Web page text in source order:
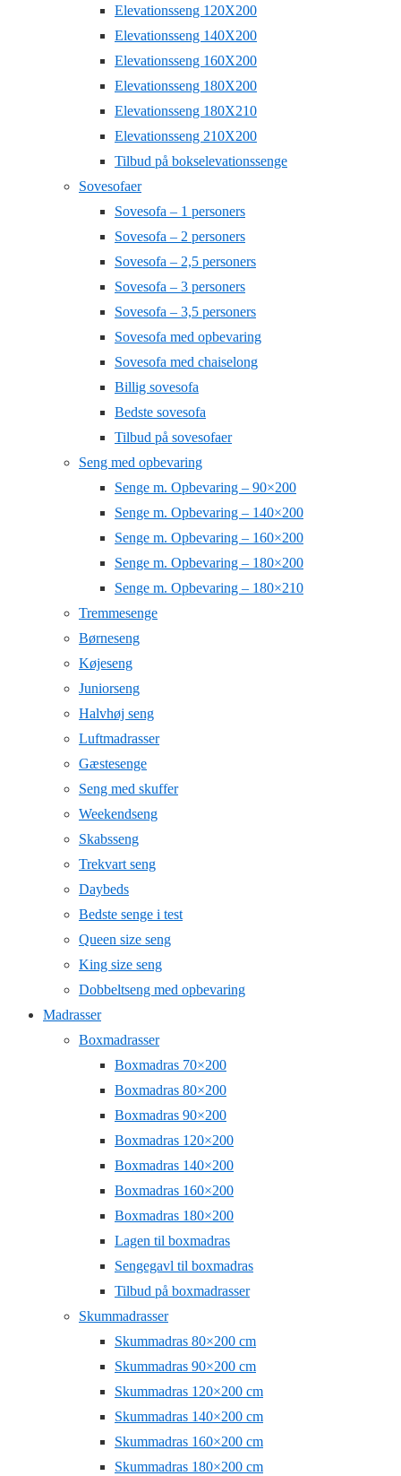
Elevationsseng 120X200
Elevationsseng 140X200
Elevationsseng 160X200
Elevationsseng 180X200
Elevationsseng 180X210
Elevationsseng 210X200
Tilbud på bokselevationssenge
Sovesofaer
Sovesofa – 1 personers
Sovesofa – 2 personers
Sovesofa – 2,5 personers
Sovesofa – 3 personers
Sovesofa – 3,5 personers
Sovesofa med opbevaring
Sovesofa med chaiselong
Billig sovesofa
Bedste sovesofa
Tilbud på sovesofaer
Seng med opbevaring
Senge m. Opbevaring – 90×200
Senge m. Opbevaring – 140×200
Senge m. Opbevaring – 160×200
Senge m. Opbevaring – 180×200
Senge m. Opbevaring – 180×210
Tremmesenge
Børneseng
Køjeseng
Juniorseng
Halvhøj seng
Luftmadrasser
Gæstesenge
Seng med skuffer
Weekendseng
Skabsseng
Trekvart seng
Daybeds
Bedste senge i test
Queen size seng
King size seng
Dobbeltseng med opbevaring
Madrasser
Boxmadrasser
Boxmadras 70×200
Boxmadras 80×200
Boxmadras 90×200
Boxmadras 120×200
Boxmadras 140×200
Boxmadras 160×200
Boxmadras 180×200
Lagen til boxmadras
Sengegavl til boxmadras
Tilbud på boxmadrasser
Skummadrasser
Skummadras 80×200 cm
Skummadras 90×200 cm
Skummadras 120×200 cm
Skummadras 140×200 cm
Skummadras 160×200 cm
Skummadras 180×200 cm